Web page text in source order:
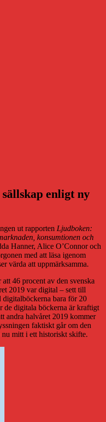
enligt ny
ut rapporten Ljudboken:
konsumtionen och
Hanner, Alice O’Connor och
med att läsa igenom
värda att uppmärksamma.
46 procent av den svenska
2019 var digital – sett till
bara för 20
digitala böckerna är kraftigt
andra halvåret 2019 kommer
faktiskt går om den
mitt i ett historiskt skifte.